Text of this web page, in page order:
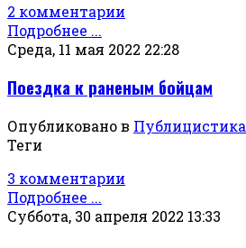
2 комментарии
Подробнее ...
Среда, 11 мая 2022 22:28
Поездка к раненым бойцам
Опубликовано в Публицистика
Теги
3 комментарии
Подробнее ...
Суббота, 30 апреля 2022 13:33